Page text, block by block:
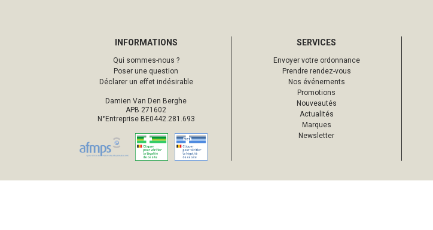
INFORMATIONS
Qui sommes-nous ?
Poser une question
Déclarer un effet indésirable
Damien Van Den Berghe
APB 271602
N°Entreprise BE0442.281.693
SERVICES
Envoyer votre ordonnance
Prendre rendez-vous
Nos événements
Promotions
Nouveautés
Actualités
Marques
Newsletter